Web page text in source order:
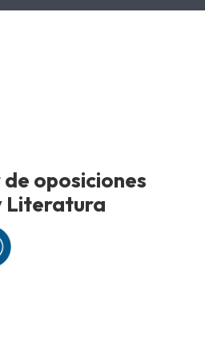
oposiciones
Literatura